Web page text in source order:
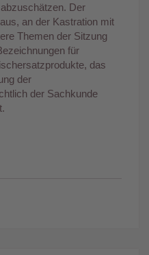
Der
an der Kastration mit
Themen der Sitzung
für
das
der
der Sachkunde